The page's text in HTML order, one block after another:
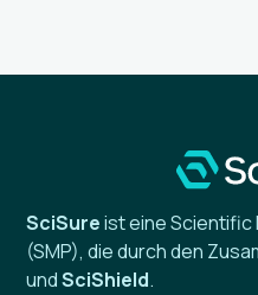
SciSureist eine
(SMP), die durch den
undSciShield.